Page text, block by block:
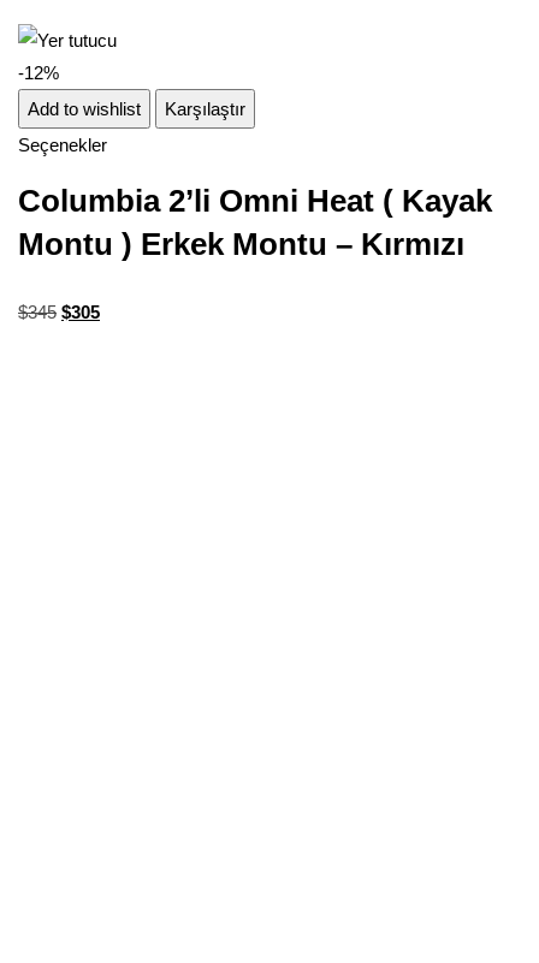
-12%
Add to wishlist
Karşılaştır
Seçenekler
Columbia 2’li Omni Heat ( Kayak
Montu ) Erkek Montu – Kırmızı
$345 $305